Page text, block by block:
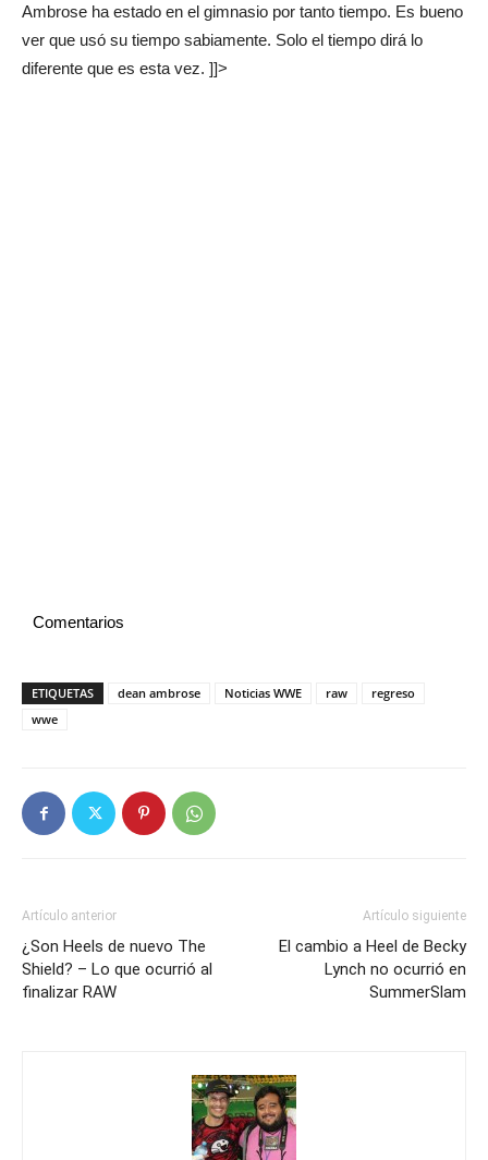
Ambrose ha estado en el gimnasio por tanto tiempo. Es bueno
ver que usó su tiempo sabiamente. Solo el tiempo dirá lo
diferente que es esta vez. ]]>
Comentarios
ETIQUETAS dean ambrose Noticias WWE raw
regreso
wwe
Artículo anterior
¿Son Heels de nuevo The
Shield? – Lo que ocurrió al
finalizar RAW
Artículo siguiente
El cambio a Heel de Becky
Lynch no ocurrió en
SummerSlam